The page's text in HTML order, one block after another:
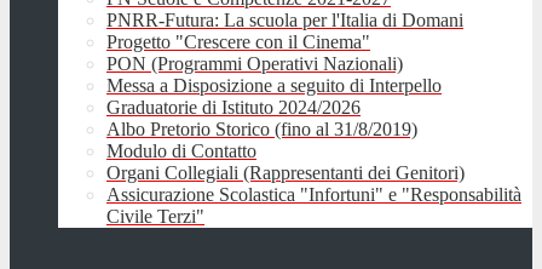
PNRR-Futura: La scuola per l'Italia di Domani
Progetto "Crescere con il Cinema"
PON (Programmi Operativi Nazionali)
Messa a Disposizione a seguito di Interpello
Graduatorie di Istituto 2024/2026
Albo Pretorio Storico (fino al 31/8/2019)
Modulo di Contatto
Organi Collegiali (Rappresentanti dei Genitori)
Assicurazione Scolastica "Infortuni" e "Responsabilità
Civile Terzi"